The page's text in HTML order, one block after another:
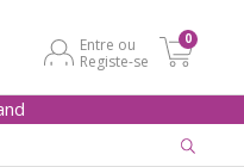
Entre ou
Registe-se
0